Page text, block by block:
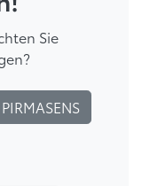
Sie
PIRMASENS